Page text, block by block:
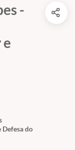
-
Defesa do